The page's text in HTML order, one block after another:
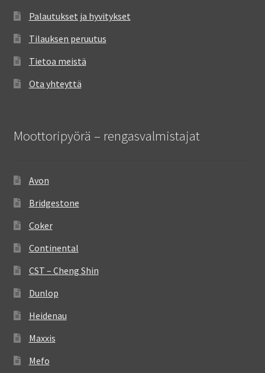
Palautukset ja hyvitykset
Tilauksen peruutus
Tietoa meistä
Ota yhteyttä
Moottoripyörä – rengasvalmistajat
Avon
Bridgestone
Coker
Continental
CST – Cheng Shin
Dunlop
Heidenau
Maxxis
Mefo